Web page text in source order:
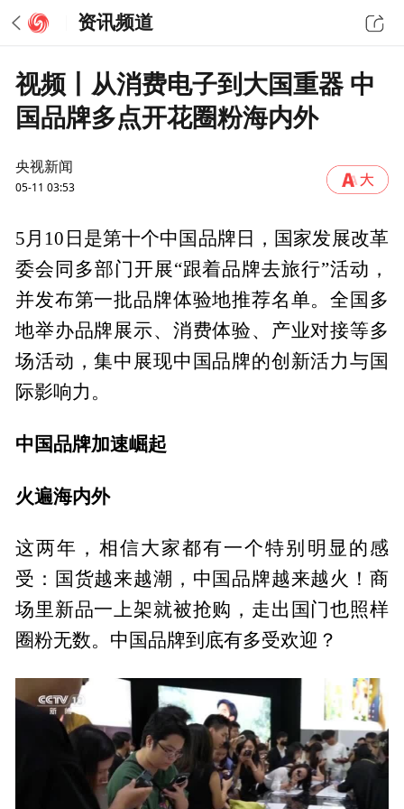
资讯频道
视频丨从消费电子到大国重器 中
国品牌多点开花圈粉海内外
央视新闻
05-11 03:53
5月10日是第十个中国品牌日，国家发展改革
委会同多部门开展“跟着品牌去旅行”活动，
并发布第一批品牌体验地推荐名单。全国多
地举办品牌展示、消费体验、产业对接等多
场活动，集中展现中国品牌的创新活力与国
际影响力。
中国品牌加速崛起
火遍海内外
这两年，相信大家都有一个特别明显的感
受：国货越来越潮，中国品牌越来越火！商
场里新品一上架就被抢购，走出国门也照样
圈粉无数。中国品牌到底有多受欢迎？